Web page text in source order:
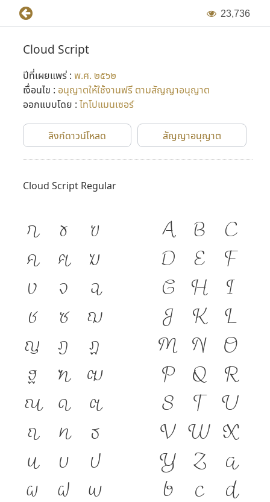
23,736
Cloud Script
ปีที่เผยแพร่ : พ.ศ. ๒๕๖๒
เงื่อนไข : อนุญาตให้ใช้งานฟรี ตามสัญญาอนุญาต
ออกแบบโดย : ไทโปแมนเซอร์
ลิงก์ดาวน์โหลด สัญญาอนุญาต
Cloud Script Regular
ก ข
ฃ
ค
ฅ
ฆ
ง
จ
ฉ
ช
ซ
ฌ
ญ
ฎ
ฏ
ฐ
ฑ
ฒ
ณ
ด
ต
ถ
ท
ธ
น
บ
ป
ผ
ฝ
พ
A B
C
D
E
F
G
H
I
J
K
L
M
N
O
P
Q
R
S
T
U
V
W
X
Y
Z
a
b
c
d